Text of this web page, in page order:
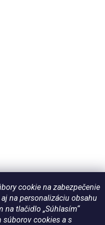
cookie na zabezpečenie
na personalizáciu obsahu
na tlačidlo „Súhlasím“
súborov cookies a s
Shoptet